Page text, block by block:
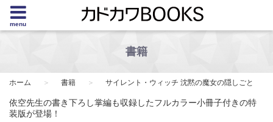
menu
書籍
ホーム 書籍 サイレント・ウィッチ 沈黙の魔女の隠しごと
依空先生の書き下ろし掌編も収録したフルカラー小冊子付きの特
装版が登場！